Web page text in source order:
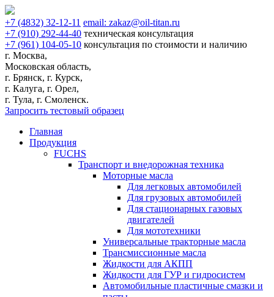
+7 (4832) 32-12-11 email: zakaz@oil-titan.ru
+7 (910) 292-44-40 техническая консультация
+7 (961) 104-05-10 консультация по стоимости и наличию
г. Москва,
Московская область,
г. Брянск, г. Курск,
г. Калуга, г. Орел,
г. Тула, г. Смоленск.
Запросить тестовый образец
Главная
Продукция
FUCHS
Транспорт и внедорожная техника
Моторные масла
Для легковых автомобилей
Для грузовых автомобилей
Для стационарных газовых
двигателей
Для мототехники
Универсальные тракторные масла
Трансмиссионные масла
Жидкости для АКПП
Жидкости для ГУР и гидросистем
Автомобильные пластичные смазки и